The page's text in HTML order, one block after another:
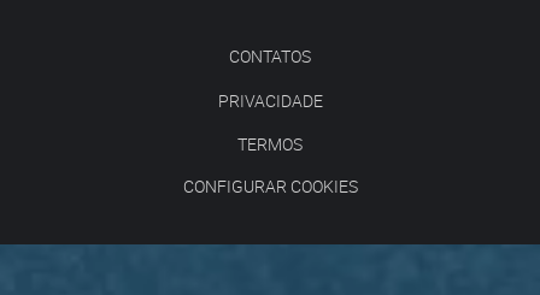
CONTATOS
PRIVACIDADE
TERMOS
CONFIGURAR COOKIES